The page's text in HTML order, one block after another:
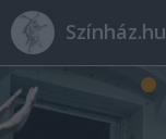
Színház.hu